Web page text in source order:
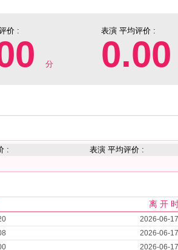
评价 :
分
表演 平均评价 :
0.00
价 : 表演 平均评价 :
离 开
2026-06-
2026-06-
2026-06-